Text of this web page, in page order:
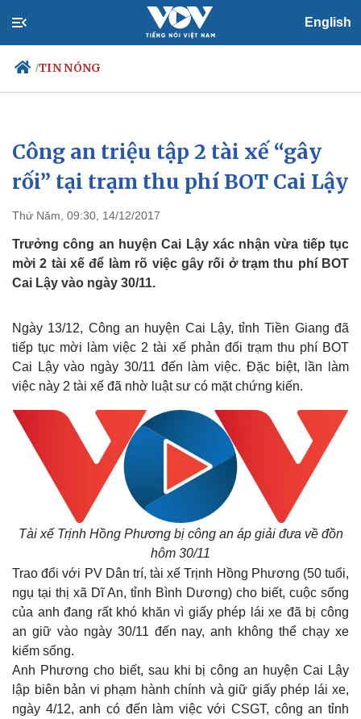
English
/TIN NÓNG
Chính trị
Đảng
Tổ chức nhân sự
Nhận diện sự thật
Xã hội
Tin 24h
Dự báo thời tiết
Việc làm
Biển đảo
Công an triệu tập 2 tài xế “gây
rối” tại trạm thu phí BOT Cai Lậy
Thứ Năm, 09:30, 14/12/2017
Trưởng công an huyện Cai Lậy xác nhận vừa tiếp tục
mời 2 tài xế để làm rõ việc gây rối ở trạm thu phí BOT
Cai Lậy vào ngày 30/11.
Ngày 13/12, Công an huyện Cai Lậy, tỉnh Tiền Giang đã
tiếp tục mời làm việc 2 tài xế phản đối trạm thu phí BOT
Cai Lậy vào ngày 30/11 đến làm việc. Đặc biệt, lần làm
việc này 2 tài xế đã nhờ luật sư có mặt chứng kiến.
Tài xế Trịnh Hồng Phương bị công an áp giải đưa về đồn
hôm 30/11
Trao đổi với PV Dân trí, tài xế Trịnh Hồng Phương (50 tuổi,
ngụ tại thị xã Dĩ An, tỉnh Bình Dương) cho biết, cuộc sống
của anh đang rất khó khăn vì giấy phép lái xe đã bị công
an giữ vào ngày 30/11 đến nay, anh không thể chạy xe
kiếm sống.
Anh Phương cho biết, sau khi bị công an huyện Cai Lậy
lập biên bản vi phạm hành chính và giữ giấy phép lái xe,
ngày 4/12, anh có đến làm việc với CSGT, công an tỉnh